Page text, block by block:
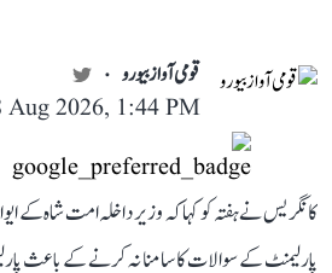
قومی آواز بیورو
Aug 2026, 1:44 PM
کانگریس نے ہفتہ کو کہا کہ وزیر داخلہ امت شاہ کے
پارلیمنٹ کے سوالات کا سامنا نہ کرنے کے باعث